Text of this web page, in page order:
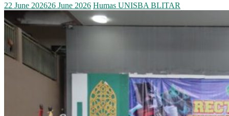
22 June 202626 June 2026 Humas UNISBA BLITAR